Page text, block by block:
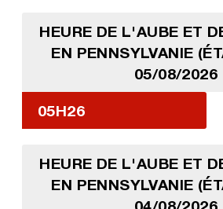
HEURE DE L'AUBE ET
EN PENNSYLVANIE
05/08/2026
05H26
HEURE DE L'AUBE ET
EN PENNSYLVANIE